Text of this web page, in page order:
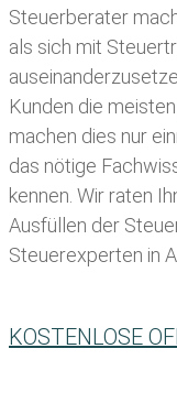
Steuerberater
als sich mit
Kunden die meisten
machen dies nur
das nötige
kennen. Wir raten
Ausfüllen der
Steuerexperten in
KOSTENLOSE